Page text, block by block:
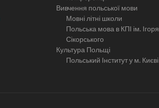
Вивчення польської мови
Мовні літні школи
Польська мова в КПІ ім. Ігоря
Сікорського
Культура Польщі
Польський Інститут у м. Києві